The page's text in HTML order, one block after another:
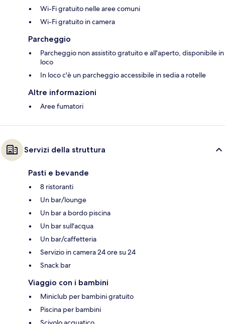
Wi-Fi gratuito nelle aree comuni
Wi-Fi gratuito in camera
Parcheggio
Parcheggio non assistito gratuito e all'aperto, disponibile in
loco
In loco c'è un parcheggio accessibile in sedia a rotelle
Altre informazioni
Aree fumatori
Servizi della struttura
Pasti e bevande
8 ristoranti
Un bar/lounge
Un bar a bordo piscina
Un bar sull'acqua
Un bar/caffetteria
Servizio in camera 24 ore su 24
Snack bar
Viaggio con i bambini
Miniclub per bambini gratuito
Piscina per bambini